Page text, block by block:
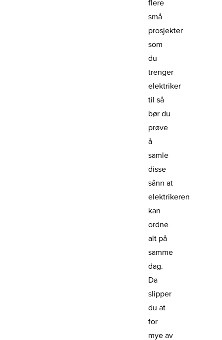
flere
små
prosjekter
som
du
trenger
elektriker
til så
bør du
prøve
å
samle
disse
sånn at
elektrikeren
kan
ordne
alt på
samme
dag.
Da
slipper
du at
for
mye av